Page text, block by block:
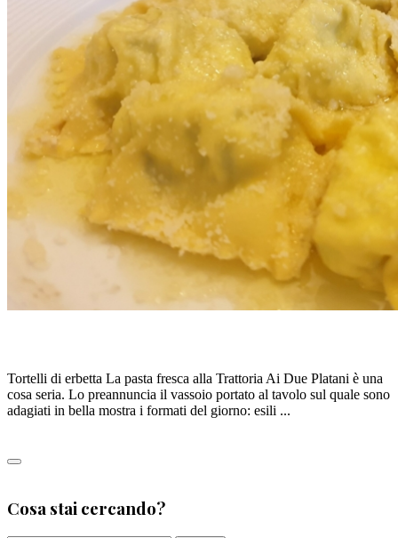
Tortelli di erbetta La pasta fresca alla Trattoria Ai Due Platani è una
cosa seria. Lo preannuncia il vassoio portato al tavolo sul quale sono
adagiati in bella mostra i formati del giorno: esili ...
Cosa stai cercando?